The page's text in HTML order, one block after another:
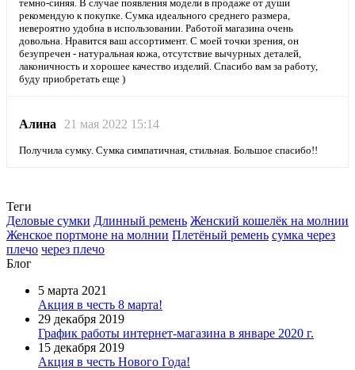
темно-синяя. В случае появления модели в продаже от души
рекомендую к покупке. Сумка идеального среднего размера,
невероятно удобна в использовании. Работой магазина очень
довольна. Нравится ваш ассортимент. С моей точки зрения, он
безупречен - натуральная кожа, отсутствие вычурных деталей,
лаконичность и хорошее качество изделий. Спасибо вам за работу,
буду приобретать еще )
Алина 21 мая 2022 15:14
Получила сумку. Сумка симпатичная, стильная. Большое спасибо!!
Теги
Деловые сумки Длинный ремень Женский кошелёк на молнии
Женское портмоне на молнии Плетёный ремень сумка через
плечо через плечо
Блог
5 марта 2021
Акция в честь 8 марта!
29 декабря 2019
График работы интернет-магазина в январе 2020 г.
15 декабря 2019
Акция в честь Нового Года!